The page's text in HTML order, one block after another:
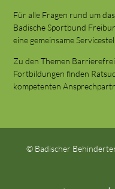
Für alle Fragen rund um
Badische Sportbund
eine gemeinsame
Zu den Themen
Fortbildungen finden
kompetenten
© Badischer